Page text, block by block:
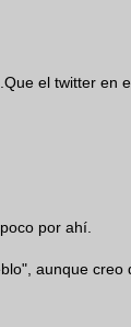
el twitter en
por ahí.
aunque creo